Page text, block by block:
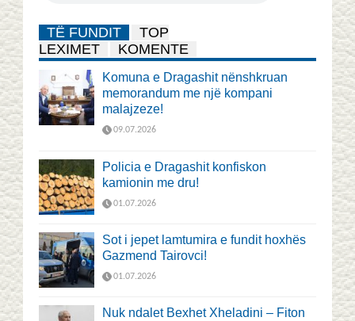
TË FUNDIT
TOP
LEXIMET
KOMENTE
Komuna e Dragashit nënshkruan
memorandum me një kompani
malajzeze!
09.07.2026
Policia e Dragashit konfiskon
kamionin me dru!
01.07.2026
Sot i jepet lamtumira e fundit hoxhës
Gazmend Tairovci!
01.07.2026
Nuk ndalet Bexhet Xheladini – Fiton